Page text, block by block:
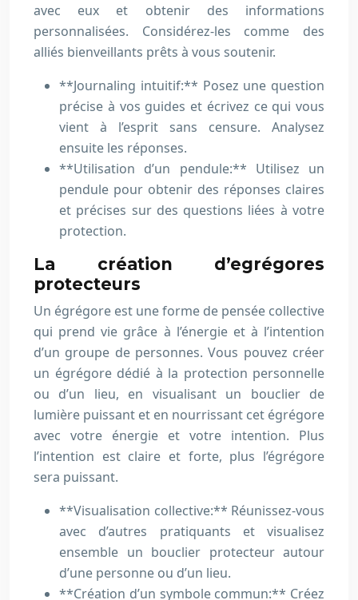
avec eux et obtenir des informations
personnalisées. Considérez-les comme des
alliés bienveillants prêts à vous soutenir.
**Journaling intuitif:** Posez une question
précise à vos guides et écrivez ce qui vous
vient à l’esprit sans censure. Analysez
ensuite les réponses.
**Utilisation d’un pendule:** Utilisez un
pendule pour obtenir des réponses claires
et précises sur des questions liées à votre
protection.
La création d’egrégores
protecteurs
Un égrégore est une forme de pensée collective
qui prend vie grâce à l’énergie et à l’intention
d’un groupe de personnes. Vous pouvez créer
un égrégore dédié à la protection personnelle
ou d’un lieu, en visualisant un bouclier de
lumière puissant et en nourrissant cet égrégore
avec votre énergie et votre intention. Plus
l’intention est claire et forte, plus l’égrégore
sera puissant.
**Visualisation collective:** Réunissez-vous
avec d’autres pratiquants et visualisez
ensemble un bouclier protecteur autour
d’une personne ou d’un lieu.
**Création d’un symbole commun:** Créez